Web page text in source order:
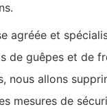
agréée et
de guêpes et de
nous allons
mesures de